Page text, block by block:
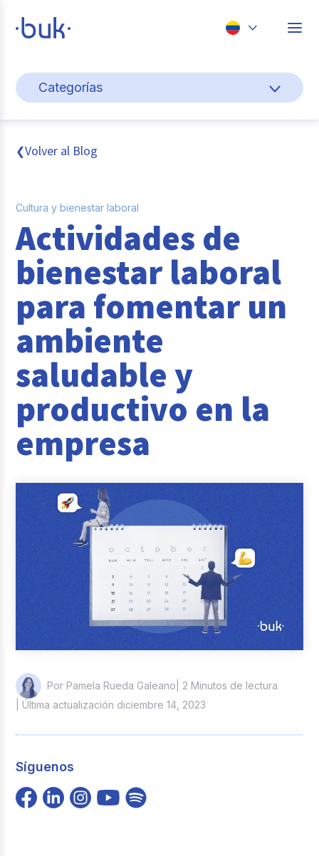
Perú
Categorías
Cultura y bienestar laboral
Gestión de personas
Pago de nómina
Buk
Transformación digital
Tendencias y Data
Reclutamiento y Selección
Casos de éxito
Columna del Experto
❮Volver al Blog
Cultura y bienestar laboral
Actividades de
bienestar laboral
para fomentar un
ambiente
saludable y
productivo en la
empresa
Por Pamela Rueda Galeano | 2 Minutos de lectura
| Última actualización diciembre 14, 2023
Síguenos